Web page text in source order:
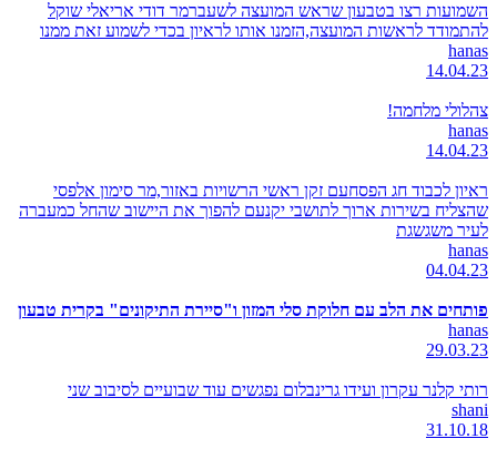
השמועות רצו בטבעון שראש המועצה לשעברמר דודי אריאלי שוקל
להתמודד לראשות המועצה,הזמנו אותו לראיון בכדי לשמוע זאת ממנו
hanas
14.04.23
צהלולי מלחמה!
hanas
14.04.23
ראיון לכבוד חג הפסחעם זקן ראשי הרשויות באזור,מר סימון אלפסי
שהצליח בשירות ארוך לתושבי יקנעם להפוך את היישוב שהחל כמעברה
לעיר משגשגת
hanas
04.04.23
פותחים את הלב עם חלוקת סלי המזון ו"סיירת התיקונים" בקרית טבעון
hanas
29.03.23
רותי קלנר עקרון ועידו גרינבלום נפגשים עוד שבועיים לסיבוב שני
shani
31.10.18